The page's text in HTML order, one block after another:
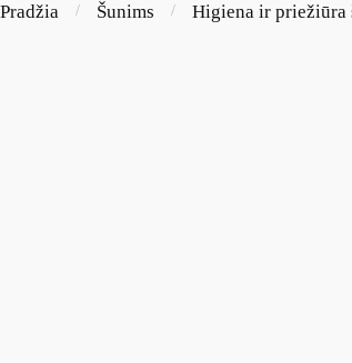
Pradžia / Šunims / Higiena ir priežiūra